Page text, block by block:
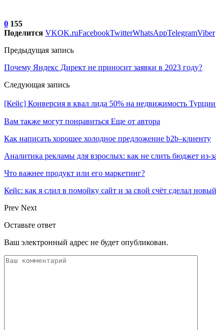
0 155
Поделится VKOK.ruFacebookTwitterWhatsAppTelegramViber
Предыдущая запись
Почему Яндекс Директ не приносит заявки в 2023 году?
Следующая запись
[Кейс] Конверсия в квал лида 50% на недвижимость
Вам также могут понравиться Еще от автора
Как написать хорошее холодное предложение b2b–клиенту
Аналитика рекламы для взрослых: как не слить бюджет из-
Что важнее продукт или его маркетинг?
Кейс: как я слил в помойку сайт и за свой счёт сделал
Prev Next
Оставьте ответ
Ваш электронный адрес не будет опубликован.